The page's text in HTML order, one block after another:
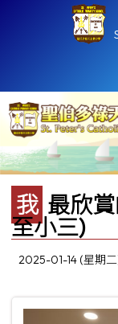
我最欣賞的書中人走秀活動(小一
至小三)
2025-01-14 (星期